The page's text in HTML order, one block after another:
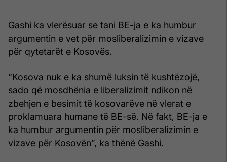
Gashi ka vlerësuar se tani BE-ja e ka humbur
argumentin e vet për mosliberalizimin e vizave
për qytetarët e Kosovës.
“Kosova nuk e ka shumë luksin të kushtëzojë,
sado që mosdhënia e liberalizimit ndikon në
zbehjen e besimit të kosovarëve në vlerat e
proklamuara humane të BE-së. Në fakt, BE-ja e
ka humbur argumentin për mosliberalizimin e
vizave për Kosovën”, ka thënë Gashi.